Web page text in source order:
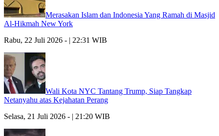
Merasakan Islam dan Indonesia Yang Ramah di Masjid
Al-Hikmah New York
Rabu, 22 Juli 2026 - | 22:31 WIB
Wali Kota NYC Tantang Trump, Siap Tangkap
Netanyahu atas Kejahatan Perang
Selasa, 21 Juli 2026 - | 21:20 WIB